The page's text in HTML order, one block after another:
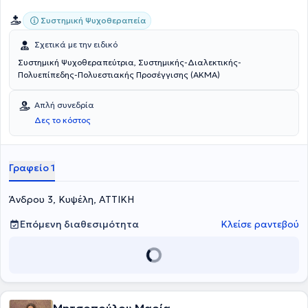
Συστημική Ψυχοθεραπεία
Σχετικά με την ειδικό
Συστημική Ψυχοθεραπεύτρια, Συστημικής-Διαλεκτικής-
Πολυεπίπεδης-Πολυεστιακής Προσέγγισης (ΑΚΜΑ)
Απλή συνεδρία
Δες το κόστος
Γραφείο 1
Άνδρου 3, Κυψέλη, ΑΤΤΙΚΗ
Επόμενη διαθεσιμότητα
Κλείσε ραντεβού